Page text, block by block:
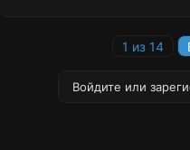
1 из 14
Войдите или